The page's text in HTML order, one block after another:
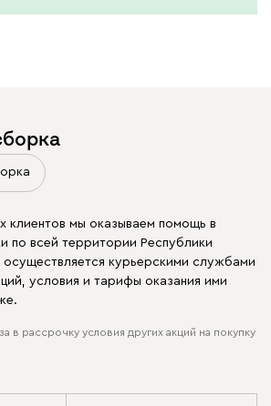
клиентов мы оказываем помощь в
по всей территории Республики
курьерскими службами
условия и тарифы оказания ими
в рассрочку условия других акций на покупку